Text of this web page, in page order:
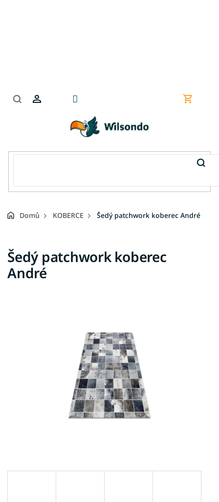
Nákupní
Domů KOBERCE Šedý patchwork koberec André
Šedý patchwork koberec
André